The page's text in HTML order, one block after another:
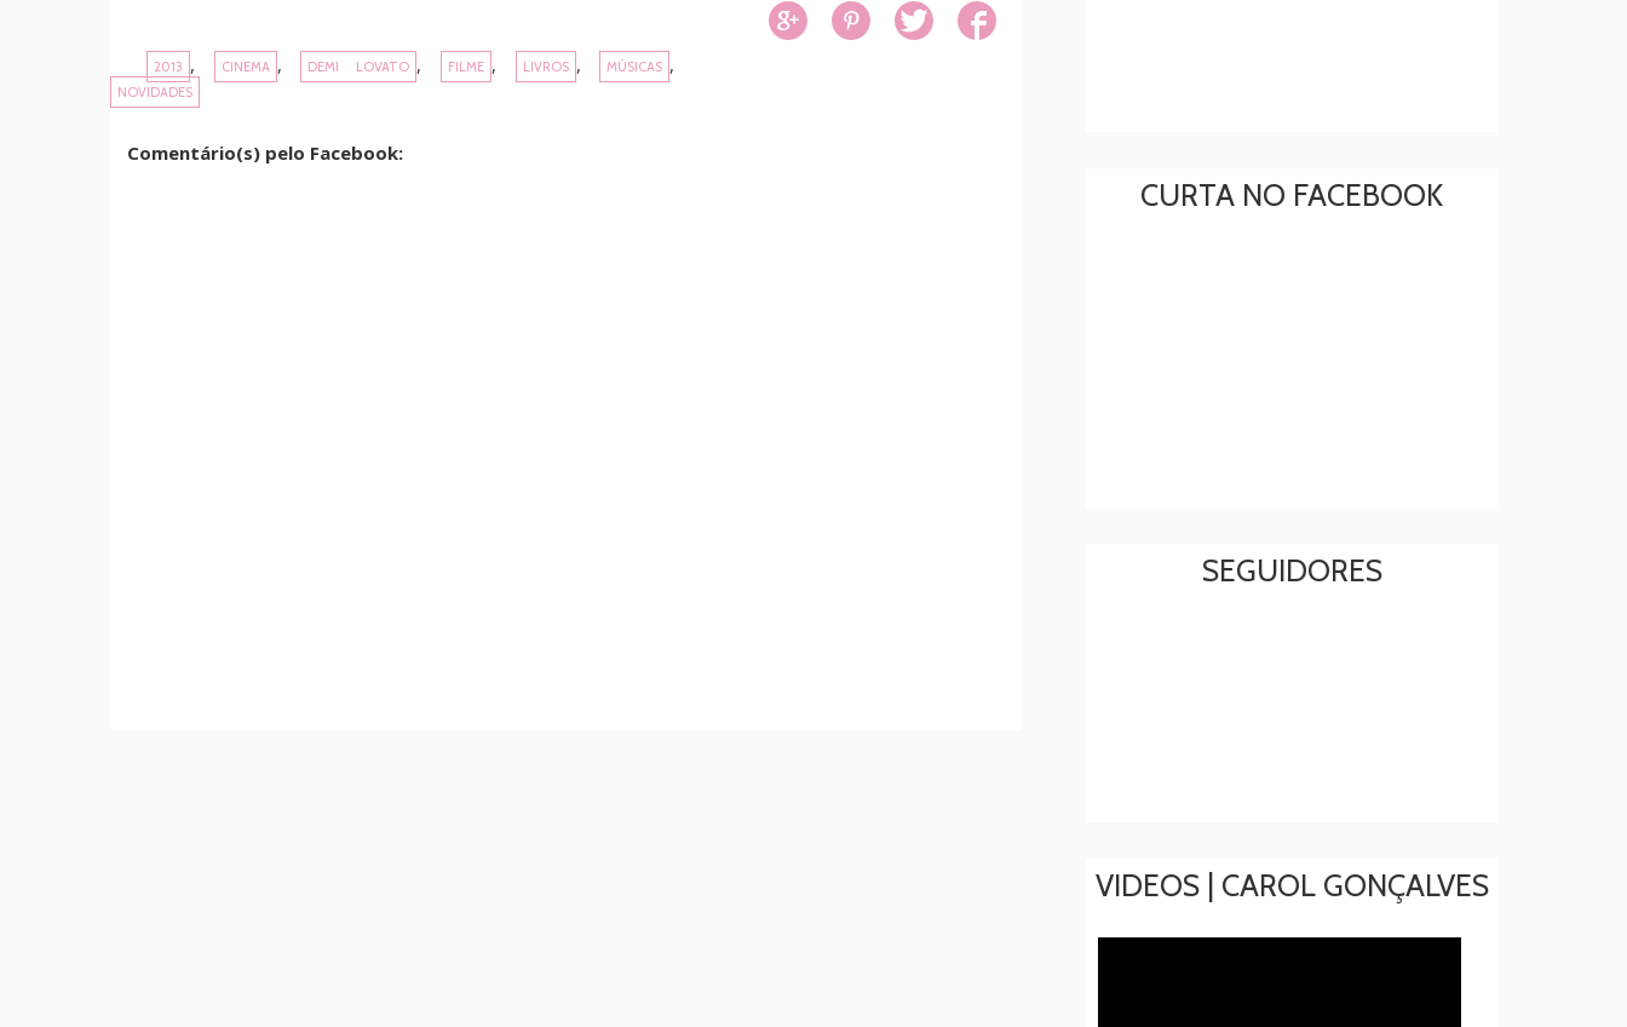
2013 , CINEMA , DEMI LOVATO , FILME , LIVROS , MÚSICAS ,
NOVIDADES
Comentário(s) pelo Facebook:
CURTA NO FACEBOOK
SEGUIDORES
VIDEOS | CAROL GONÇALVES